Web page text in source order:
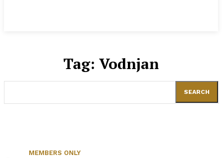
Tag: Vodnjan
SEARCH
MEMBERS ONLY